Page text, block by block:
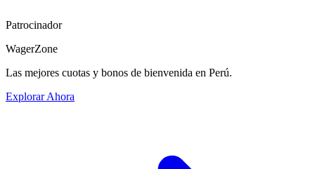
Patrocinador
WagerZone
Las mejores cuotas y bonos de bienvenida en Perú.
Explorar Ahora